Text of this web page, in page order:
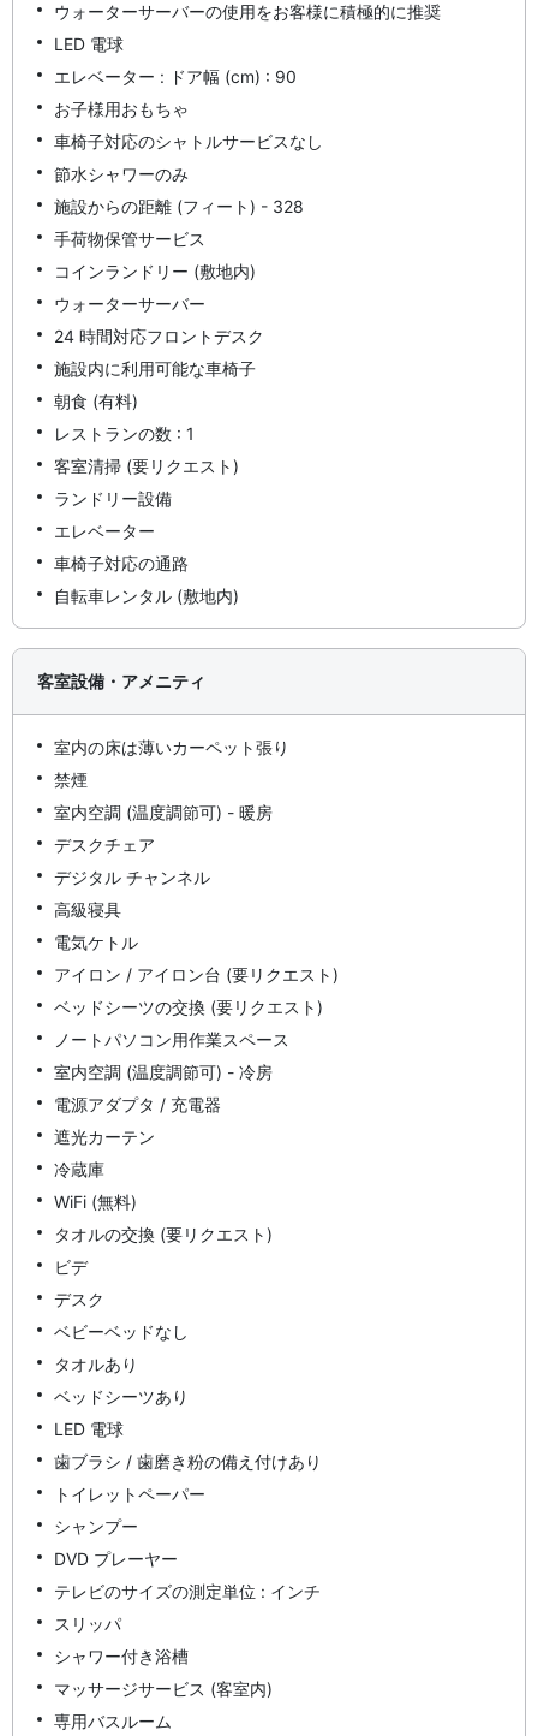
ウォーターサーバーの使用をお客様に積極的に推奨
LED 電球
エレベーター : ドア幅 (cm) : 90
お子様用おもちゃ
車椅子対応のシャトルサービスなし
節水シャワーのみ
施設からの距離 (フィート) - 328
手荷物保管サービス
コインランドリー (敷地内)
ウォーターサーバー
24 時間対応フロントデスク
施設内に利用可能な車椅子
朝食 (有料)
レストランの数 : 1
客室清掃 (要リクエスト)
ランドリー設備
エレベーター
車椅子対応の通路
自転車レンタル (敷地内)
客室設備・アメニティ
室内の床は薄いカーペット張り
禁煙
室内空調 (温度調節可) - 暖房
デスクチェア
デジタル チャンネル
高級寝具
電気ケトル
アイロン / アイロン台 (要リクエスト)
ベッドシーツの交換 (要リクエスト)
ノートパソコン用作業スペース
室内空調 (温度調節可) - 冷房
電源アダプタ / 充電器
遮光カーテン
冷蔵庫
WiFi (無料)
タオルの交換 (要リクエスト)
ビデ
デスク
ベビーベッドなし
タオルあり
ベッドシーツあり
LED 電球
歯ブラシ / 歯磨き粉の備え付けあり
トイレットペーパー
シャンプー
DVD プレーヤー
テレビのサイズの測定単位 : インチ
スリッパ
シャワー付き浴槽
マッサージサービス (客室内)
専用バスルーム